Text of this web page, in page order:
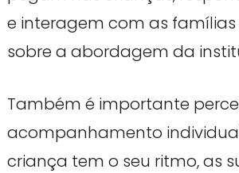
e interagem com as
sobre a abordagem da
Também é importante
acompanhamento
criança tem o seu ritmo, as